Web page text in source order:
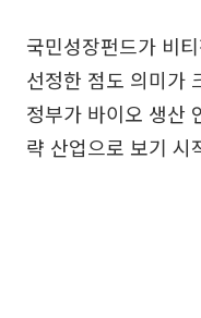
국민성장펀드가 비
선정한 점도 의미가
정부가 바이오 생산
략 산업으로 보기 시